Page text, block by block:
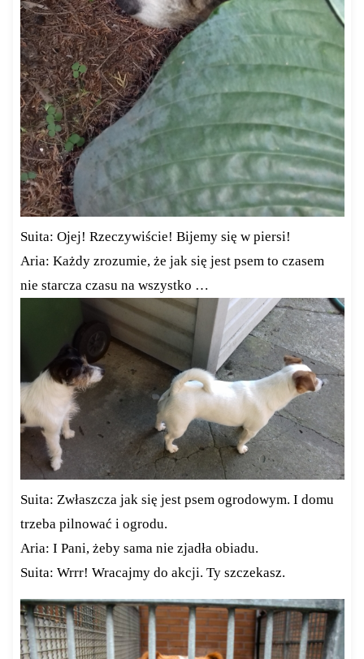
Suita: Ojej! Rzeczywiście! Bijemy się w piersi!
Aria: Każdy zrozumie, że jak się jest psem to czasem
nie starcza czasu na wszystko …
Suita: Zwłaszcza jak się jest psem ogrodowym. I domu
trzeba pilnować i ogrodu.
Aria: I Pani, żeby sama nie zjadła obiadu.
Suita: Wrrr! Wracajmy do akcji. Ty szczekasz.